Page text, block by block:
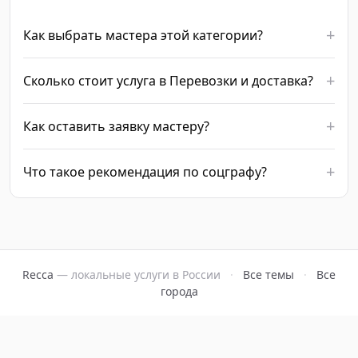
Как выбрать мастера этой категории?
Сколько стоит услуга в Перевозки и доставка?
Как оставить заявку мастеру?
Что такое рекомендация по соцграфу?
Recca — локальные услуги в России · Все темы ·
Все
города